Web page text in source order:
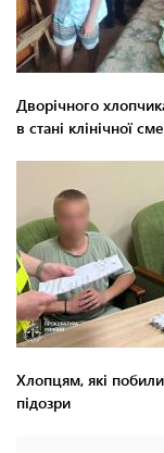
Дворічного
в стані клінічної
Хлопцям, які побили
підозри